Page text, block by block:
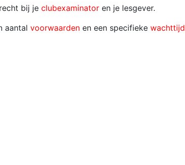
bij je clubexaminator en je lesgever.
aantal voorwaarden en een specifieke wachttijd